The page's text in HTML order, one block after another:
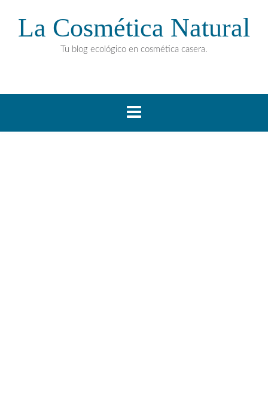
La Cosmética Natural
Tu blog ecológico en cosmética casera.